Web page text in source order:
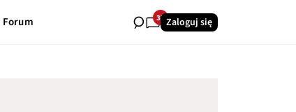
Forum 37Zaloguj się